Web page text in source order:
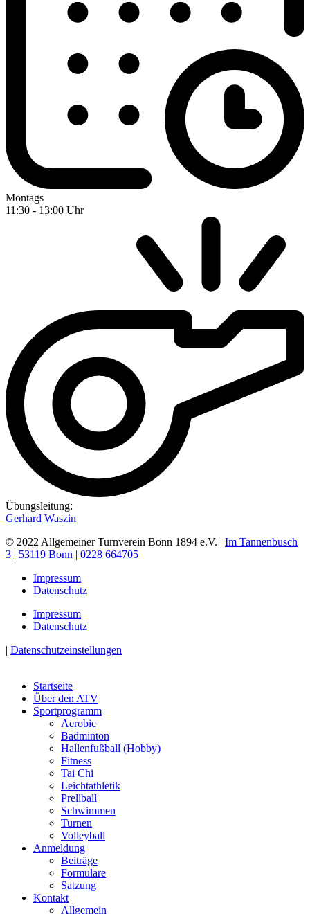
Montags
11:30 - 13:00 Uhr
Übungsleitung:
Gerhard Waszin
© 2022 Allgemeiner Turnverein Bonn 1894 e.V. | Im Tannenbusch
3 | 53119 Bonn | 0228 664705
Impressum
Datenschutz
Impressum
Datenschutz
| Datenschutzeinstellungen
Startseite
Über den ATV
Sportprogramm
Aerobic
Badminton
Hallenfußball (Hobby)
Fitness
Tai Chi
Leichtathletik
Prellball
Schwimmen
Turnen
Volleyball
Anmeldung
Beiträge
Formulare
Satzung
Kontakt
Allgemein